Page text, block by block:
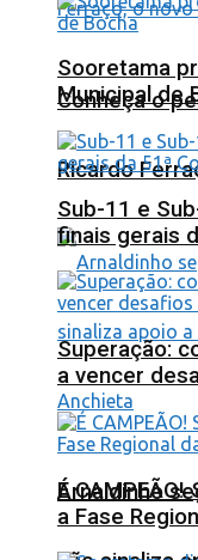
Conheça o
Ricardo
Arnaldinho
Sooretama
Municipal de
Sub-11 e
finais gerais
Superação:
a vencer
É
a Fase